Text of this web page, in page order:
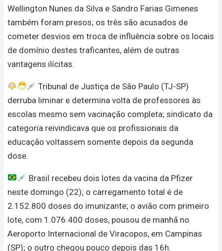
Wellington Nunes da Silva e Sandro Farias Gimenes
também foram presos; os três são acusados de
cometer desvios em troca de influência sobre os locais
de domínio destes traficantes, além de outras
vantagens ilícitas.
Tribunal de Justiça de São Paulo (TJ-SP)
derruba liminar e determina volta de professores às
escolas mesmo sem vacinação completa; sindicato da
categoria reivindicava que os profissionais da
educação voltassem somente depois da segunda
dose.
Brasil recebeu dois lotes da vacina da Pfizer
neste domingo (22); o carregamento total é de
2.152.800 doses do imunizante; o avião com primeiro
lote, com 1.076.400 doses, pousou de manhã no
Aeroporto Internacional de Viracopos, em Campinas
(SP); o outro chegou pouco depois das 16h.